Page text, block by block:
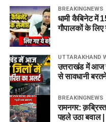
BREAKINGNEWS
धामी कैबिनेट में
गौपालकों के
UTTARAKHAND
उत्तराखंड में आज
से सावधानी
BREAKINGNEWS
रामनगर:
पहले उठा बवाल |